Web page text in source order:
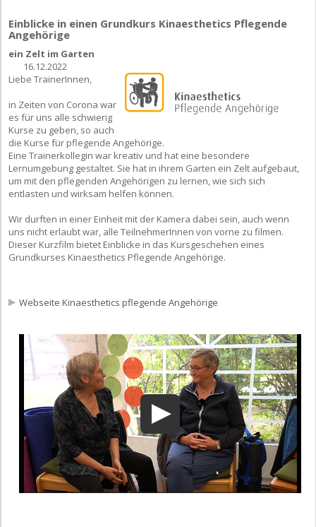
Einblicke in einen Grundkurs Kinaesthetics Pflegende
Angehörige
ein Zelt im Garten
16.12.2022
Liebe TrainerInnen,
in Zeiten von Corona war
es für uns alle schwierig
Kurse zu geben, so auch
die Kurse für pflegende Angehörige.
Eine Trainerkollegin war kreativ und hat eine besondere
Lernumgebung gestaltet. Sie hat in ihrem Garten ein Zelt aufgebaut,
um mit den pflegenden Angehörigen zu lernen, wie sich sich
entlasten und wirksam helfen können.
Wir durften in einer Einheit mit der Kamera dabei sein, auch wenn
uns nicht erlaubt war, alle TeilnehmerInnen von vorne zu filmen.
Dieser Kurzfilm bietet Einblicke in das Kursgeschehen eines
Grundkurses Kinaesthetics Pflegende Angehörige.
Webseite Kinaesthetics pflegende Angehörige